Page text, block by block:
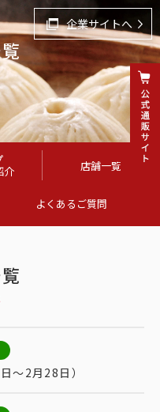
企業サイトへ
介 店舗一覧
よくあるご質問
～2月28日）